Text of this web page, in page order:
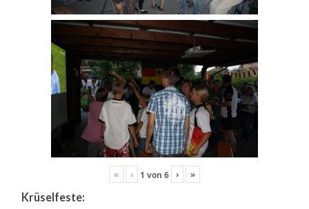
« ‹ 1 von 6 › »
Krüselfeste: